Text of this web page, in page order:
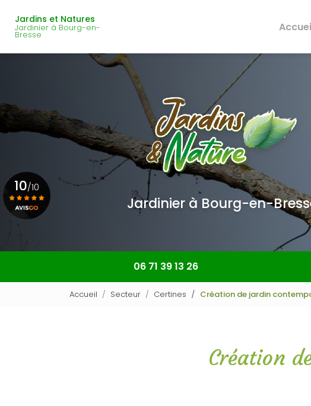
contenu
Jardins et Natures
Jardinier à Bourg-en-
Bresse
Jardinier à Bourg-en-
06 71 39 13 26
10/10
Accueil Secteur Certines Création de jardin
Création